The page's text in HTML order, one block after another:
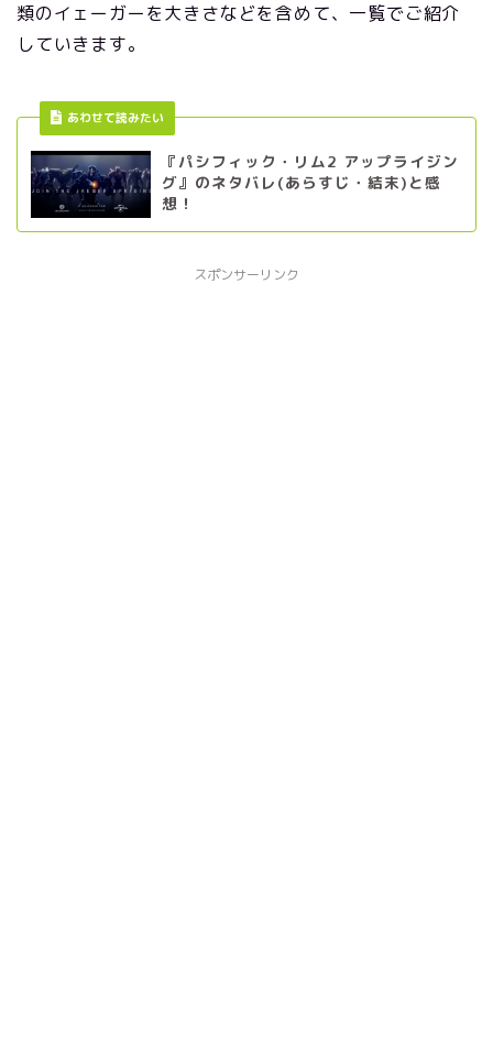
類のイェーガーを大きさなどを含めて、一覧でご紹介
していきます。
あわせて読みたい
『パシフィック・リム2 アップライジン
グ』のネタバレ(あらすじ・結末)と感
想！
スポンサーリンク